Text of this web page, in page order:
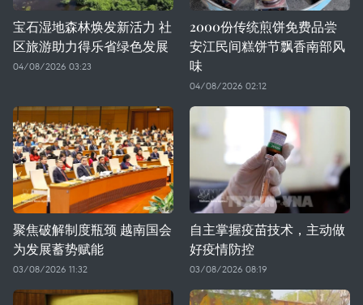
宝石湿地森林焕发新活力 社
区旅游助力得乐省绿色发展
04/08/2026 03:23
2000份传统煎饼免费品尝
安江民间糕饼节飘香南部风
味
04/08/2026 02:12
聚焦破解制度瓶颈 越南国会
为发展蓄势赋能
03/08/2026 11:32
自主掌握疫苗技术，主动做
好疫情防控
03/08/2026 08:19